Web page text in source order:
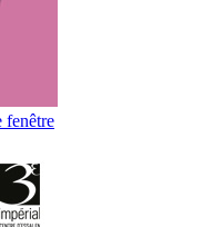
fenêtre